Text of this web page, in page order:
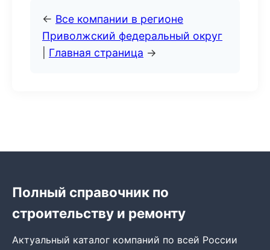
← Все компании в регионе
Приволжский федеральный округ
Главная страница →
Полный справочник по
строительству и ремонту
Актуальный каталог компаний по всей России